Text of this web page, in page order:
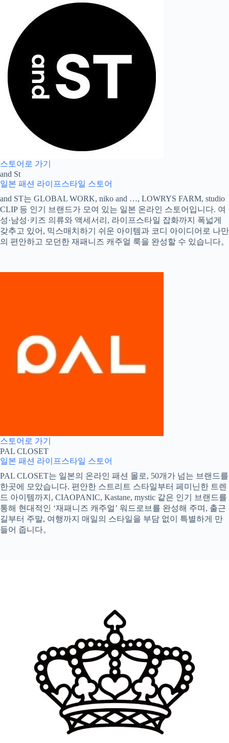
스토어로 가기
and St
일본 패션 라이프스타일 스토어
and ST는 GLOBAL WORK, niko and …, LOWRYS FARM, studio
CLIP 등 인기 브랜드가 모여 있는 일본 온라인 스토어입니다. 여
성·남성·키즈 의류와 액세서리, 라이프스타일 잡화까지 폭넓게
갖추고 있어, 믹스매치하기 쉬운 아이템과 코디 아이디어로 나만
의 편안하고 모던한 재패니즈 캐주얼 룩을 완성할 수 있습니다。
스토어로 가기
PAL CLOSET
일본 패션 라이프스타일 스토어
PAL CLOSET는 일본의 온라인 패션 몰로, 50개가 넘는 브랜드를
한곳에 모았습니다. 편안한 스트리트 스타일부터 페미닌한 트렌
드 아이템까지, CIAOPANIC, Kastane, mystic 같은 인기 브랜드를
통해 현대적인 ‘재패니즈 캐주얼’ 워드로브를 완성해 주며, 출근
길부터 주말, 여행까지 매일의 스타일을 부담 없이 특별하게 만
들어 줍니다。